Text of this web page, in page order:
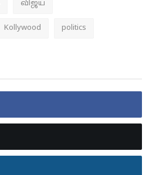
விஜய்
Kollywood politics